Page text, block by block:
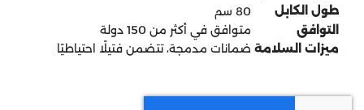
طول الكابل
80 سم
التوافق
متوافق في أكثر من 150 دولة
ميزات السلامة ضمانات مدمجة، تتضمن فتيلًا احتياطيًا